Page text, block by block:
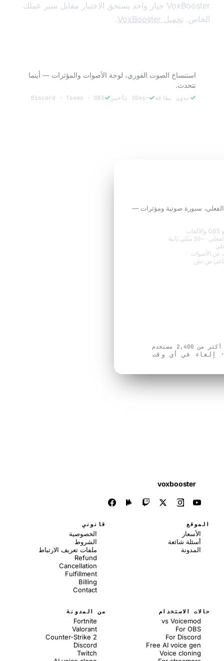
VoxBooster خيار واحد يستحق الاختبار مقابل سير عملك
تحميل VoxBooster .
استنساخ الصوت الفوري، لوحة الأصوات والمؤثرات — أينما
بدون بطاقة ~30ms تأخير Discord · Teams · OBS
صوتية ومؤثرات —
في أي وقت
voxbooster
شائعة
ملفات تعريف الارتباط
Cancellation
Fulfillment
الاستخدام
vs
For
Free AI voice
Voice
من المدونة
Counter-Strike 2